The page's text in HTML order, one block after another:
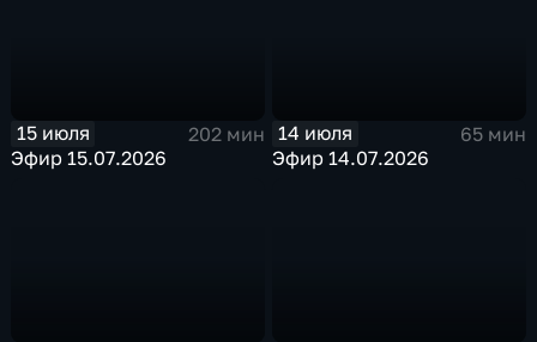
15 июля
202 мин
Эфир 15.07.2026
14 июля
65 мин
Эфир 14.07.2026